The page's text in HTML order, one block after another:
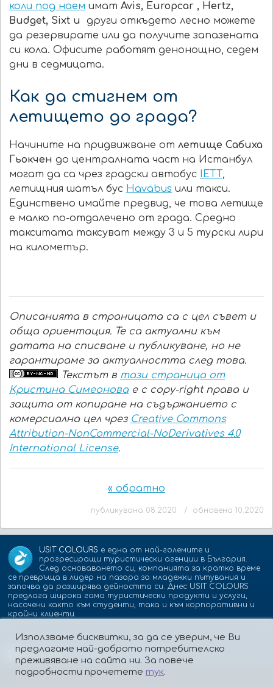
коли под наем имат Avis, Europcar , Hertz,
Budget, Sixt и други откъдето лесно можете
да резервирате или да получите запазената
си кола. Офисите работят денонощно, седем
дни в седмицата.
Как да стигнем от
летището до града?
Начините на придвижване от летище Сабиха
Гьокчен до централната част на Истанбул
могат да са чрез градски автобус IETT,
летищния шатъл бус Havabus или такси.
Единствено имайте предвид, че това летище
е малко по-отдалечено от града. Средно
такситата таксуват между 3 и 5 турски лири
на километър.
Описанията в страницата са с цел съвет и
обща ориентация. Те са актуални към
датата на списване и публикуване, но не
гарантираме за актуалността след това.
Текстът в тази страница от
Кристина Симеонова е с copy-right права и
защита от копиране на съдържанието с
комерсиална цел чрез Creative Commons
Attribution-NonCommercial-NoDerivatives 4.0
International License.
« обратно
публикувана 08.2020 / обновена 10.2020
USIT COLOURS е една от най-големите и
прогресиращи туристически агенции в България.
След основаването си, компанията за кратко време
се превръща в лидер на пазара за младежки пътувания и
започва да разширява дейността си. Днес USIT COLOURS
предлага широка гама туристически продукти и услуги,
насочени както към студенти, така и към корпоративни и
крайни клиенти.
Партньори: isic.bg dskbank.bg
Използваме бисквитки, за да се уверим, че Ви
предлагаме най-доброто потребителско
преживяване на сайта ни. За повече
подробности прочетете тук.